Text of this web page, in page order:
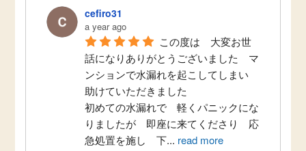
cefiro31
a year ago
この度は　大変お世
話になりありがとうございました　マ
ンションで水漏れを起こしてしまい
助けていただきました
初めての水漏れで　軽くパニックにな
りましたが　即座に来てくださり　応
急処置を施し　下... read more